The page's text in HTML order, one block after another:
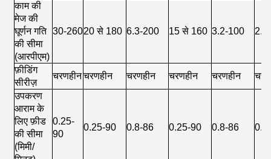
काम की
मेज की
घूर्णन गति
की सीमा
(आरपीएम)
30-26020 से 180 6.3-200 15 से 160 3.2-100
फ़ीडिंग
सीरीज़
चरणहीनचरणहीन चरणहीन चरणहीन चरणहीन
उपकरण
आराम के
लिए फ़ीड
की सीमा
(मिमी/
0.25-
90
0.25-90 0.8-86 0.25-90 0.8-86